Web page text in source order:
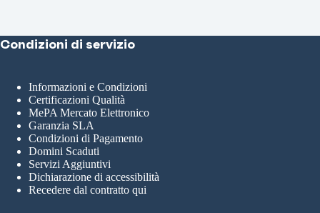
Condizioni di servizio
Informazioni e Condizioni
Certificazioni Qualità
MePA Mercato Elettronico
Garanzia SLA
Condizioni di Pagamento
Domini Scaduti
Servizi Aggiuntivi
Dichiarazione di accessibilità
Recedere dal contratto qui